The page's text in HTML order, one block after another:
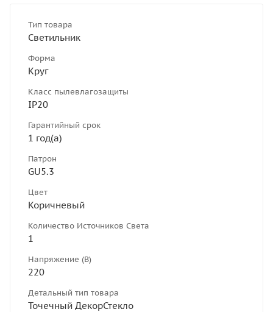
Тип товара
Светильник
Форма
Круг
Класс пылевлагозащиты
IP20
Гарантийный срок
1 год(а)
Патрон
GU5.3
Цвет
Коричневый
Количество Источников Света
1
Напряжение (В)
220
Детальный тип товара
Точечный ДекорСтекло